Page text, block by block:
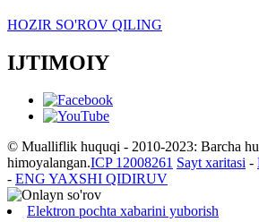
HOZIR SO'ROV QILING
IJTIMOIY
© Mualliflik huquqi - 2010-2023: Barcha
himoyalangan.ICP 12008261 Sayt xaritasi -
- ENG YAXSHI QIDIRUV
Elektron pochta xabarini yuborish